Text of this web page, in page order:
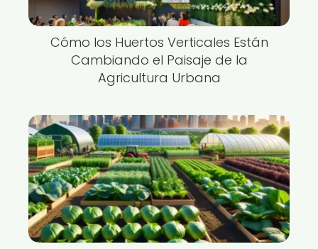
Cómo los Huertos Verticales Están
Cambiando el Paisaje de la
Agricultura Urbana